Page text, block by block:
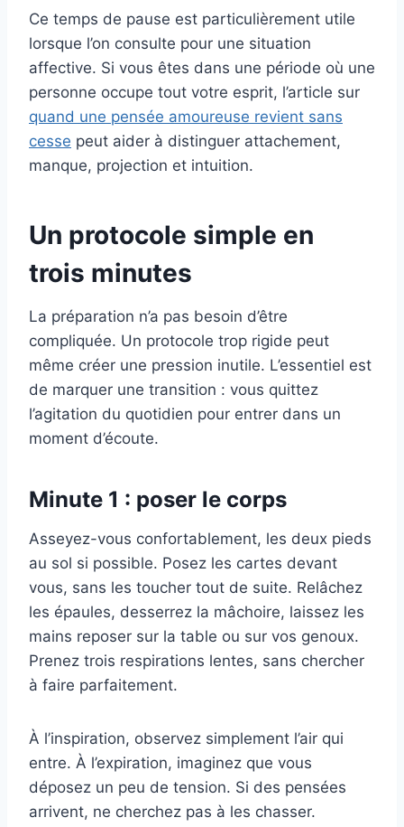
Ce temps de pause est particulièrement utile
lorsque l’on consulte pour une situation
affective. Si vous êtes dans une période où une
personne occupe tout votre esprit, l’article sur
quand une pensée amoureuse revient sans
cesse peut aider à distinguer attachement,
manque, projection et intuition.
Un protocole simple en
trois minutes
La préparation n’a pas besoin d’être
compliquée. Un protocole trop rigide peut
même créer une pression inutile. L’essentiel est
de marquer une transition : vous quittez
l’agitation du quotidien pour entrer dans un
moment d’écoute.
Minute 1 : poser le corps
Asseyez-vous confortablement, les deux pieds
au sol si possible. Posez les cartes devant
vous, sans les toucher tout de suite. Relâchez
les épaules, desserrez la mâchoire, laissez les
mains reposer sur la table ou sur vos genoux.
Prenez trois respirations lentes, sans chercher
à faire parfaitement.
À l’inspiration, observez simplement l’air qui
entre. À l’expiration, imaginez que vous
déposez un peu de tension. Si des pensées
arrivent, ne cherchez pas à les chasser.